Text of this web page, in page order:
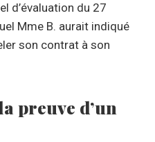
d’évaluation du 27
Mme B. aurait indiqué
son contrat à son
preuve d’un